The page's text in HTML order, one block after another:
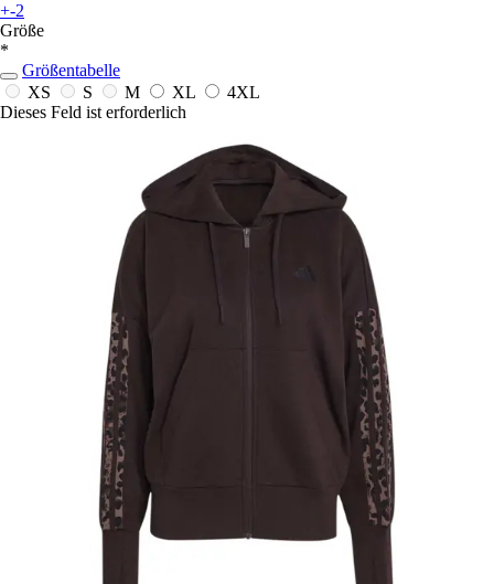
+-2
Größe
*
Größentabelle
XS
S M XL
4XL
Dieses Feld ist erforderlich